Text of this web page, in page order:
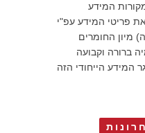
המידע
את פריטי המידע עפ"י
מיון החומרים
ברורה וקבועה
המידע הייחודי הזה